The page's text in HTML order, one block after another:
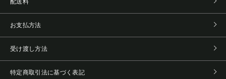
配送料
お支払方法
受け渡し方法
特定商取引法に基づく表記